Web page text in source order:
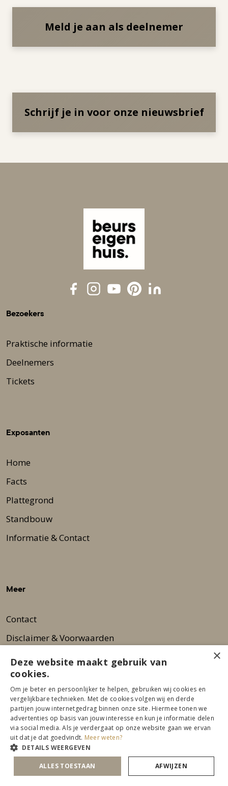
Meld je aan als deelnemer
Schrijf je in voor onze nieuwsbrief
Bezoekers
Praktische informatie
Deelnemers
Tickets
Exposanten
Home
Facts
Plattegrond
Standbouw
Informatie & Contact
Meer
Contact
Disclaimer & Voorwaarden
Privacy statement
FAQ
Wie zijn wij?
Nieuwsbrief
Pers
×
Deze website maakt gebruik van
cookies.
Om je beter en persoonlijker te helpen, gebruiken wij cookies en
vergelijkbare technieken. Met de cookies volgen wij en derde
partijen jouw internetgedrag binnen onze site. Hiermee tonen we
advertenties op basis van jouw interesse en kun je informatie delen
via social media. Als je verdergaat op onze website gaan we ervan
uit dat je dat goedvindt. Meer weten?
DETAILS WEERGEVEN
ALLES TOESTAAN AFWIJZEN